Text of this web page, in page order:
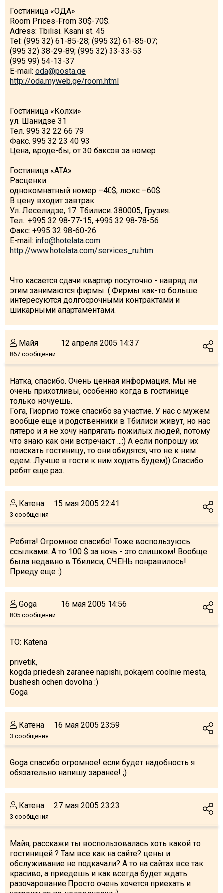
Гостиница «ОДА»
Room Prices-From 30$-70$.
Adress: Tbilisi. Ksani st. 45
Tel: (995 32) 61-85-28; (995 32) 61-85-07;
(995 32) 38-29-89; (995 32) 33-33-53
(995 99) 54-13-37
E-mail: oda@posta.ge
http://oda.myweb.ge/room.html
Гостиница «Колхи»
ул. Шанидзе 31
Тел. 995 32 22 66 79
Факс. 995 32 23 40 93
Цена, вроде-бы, от 30 баксов за номер
Гостиница «АТА»
Расценки:
однокомнатный номер –40$, люкс –60$
В цену входит завтрак.
Ул. Леселидзе, 17. Тбилиси, 380005, Грузия.
Тел.: +995 32 98-77-15, +995 32 98-78-56
Факс: +995 32 98-60-26
E-mail: info@hotelata.com
http://www.hotelata.com/services_ru.htm
Что касается сдачи квартир посуточно - навряд ли
этим занимаются фирмы :( Фирмы как-то больше
интересуются долгосрочными контрактами и
шикарными апартаментами.
Майя
867 сообщений
12 апреля 2005 14:37
Натка, спасибо. Очень ценная информация. Мы не
очень прихотливы, особенно когда в гостинице
только ночуешь.
Гога, Гиоргио тоже спасибо за участие. У нас с мужем
вообще еще и родственники в Тбилиси живут, но нас
пятеро и я не хочу напрягать пожилых людей, потому
что знаю как они встречают ...:) А если попрошу их
поискать гостиницу, то они обидятся, что не к ним
едем...Лучше в гости к ним ходить будем)) Спасибо
ребят еще раз.
Катена
3 сообщения
15 мая 2005 22:41
Ребята! Огромное спасибо! Тоже воспользуюсь
ссылками. А то 100 $ за ночь - это слишком! Вообще
была недавно в Тбилиси, ОЧЕНЬ понравилось!
Приеду еще :)
Goga
805 сообщений
16 мая 2005 14:56
TO: Katena
privetik,
kogda priedesh zaranee napishi, pokajem coolnie mesta,
bushesh ochen dovolna :)
Goga
Катена
3 сообщения
16 мая 2005 23:59
Goga спасибо огромное! если будет надобность я
обязательно напишу заранее! ;)
Катена
3 сообщения
27 мая 2005 23:23
Майя, расскажи ты воспользовалась хоть какой то
гостиницей ? Там все как на сайте? цены и
обслуживание не подкачали? А то на сайтах все так
красиво, а приедешь и как всегда будет ждать
разочарование.Просто очень хочется приехать и